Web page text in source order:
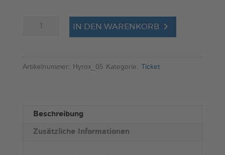
Race
IN DEN WARENKORB
l
Artikelnummer: Hyrox_05 Kategorie: Ticket
Beschreibung
Zusätzliche Informationen